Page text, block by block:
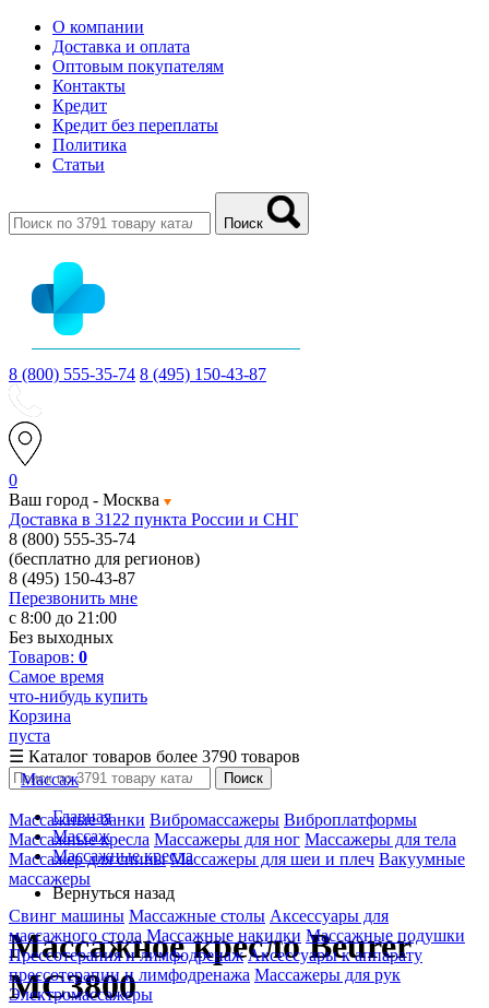
О компании
Доставка и оплата
Оптовым покупателям
Контакты
Кредит
Кредит без переплаты
Политика
Статьи
Поиск
8 (800) 555-35-74 8 (495) 150-43-87
0
Ваш город - Москва
Доставка в 3122 пункта России и СНГ
8 (800) 555-35-74
(бесплатно для регионов)
8 (495) 150-43-87
Перезвонить мне
с 8:00 до 21:00
Без выходных
Товаров: 0
Самое время
что-нибудь купить
Корзина
пуста
☰ Каталог товаров более 3790 товаров
Массаж
Массажные банки Вибромассажеры Виброплатформы
Массажные кресла Массажеры для ног Массажеры для тела
Массажер для спины Массажеры для шеи и плеч Вакуумные
массажеры
Свинг машины Массажные столы Аксессуары для
массажного стола Массажные накидки Массажные подушки
Прессотерапия и лимфодренаж Аксессуары к аппарату
прессотерапии и лимфодренажа Массажеры для рук
Электромассажеры
Поиск
Главная
Массаж
Массажные кресла
Вернуться назад
Массажное кресло Beurer
MC3800